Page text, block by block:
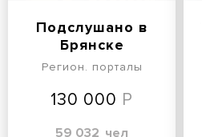
Подслушано в
Брянске
Регион. порталы
130 000
59 032 чел